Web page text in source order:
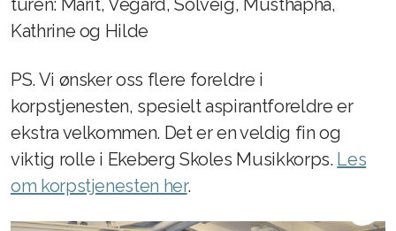
Kathrine og Hilde
PS. Vi ønsker oss flere foreldre i
korpstjenesten, spesielt aspirantforeldre er
ekstra velkommen. Det er en veldig fin og
viktig rolle i Ekeberg Skoles Musikkorps. Les
om korpstjenesten her.